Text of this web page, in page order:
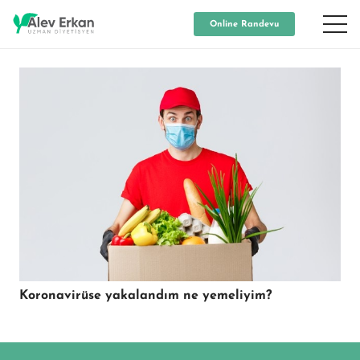
Online Randevu
Koronavirüse yakalandım ne yemeliyim?